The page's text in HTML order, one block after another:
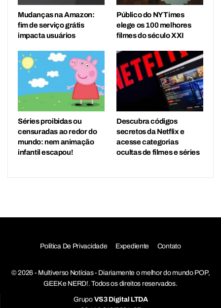
Mudanças na Amazon:
fim de serviço grátis
impacta usuários
Público do NY Times
elege os 100 melhores
filmes do século XXI
Séries proibidas ou
censuradas ao redor do
mundo: nem animação
infantil escapou!
Descubra códigos
secretos da Netflix e
acesse categorias
ocultas de filmes e séries
Política De Privacidade Expediente Contato
© 2026 - Multiverso Notícias - Diariamente o melhor do mundo POP,
GEEK e NERD!. Todos os direitos reservados.
Grupo VS3 Digital LTDA